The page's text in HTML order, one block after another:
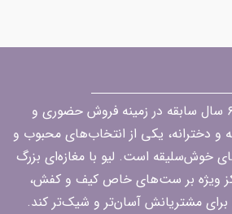
فروشگاه لیو با بیش از ۶ سال سابقه در زمینه فروش حضوری و
و دخترانه، یکی از انتخاب‌های محبوب و
خوش‌سلیقه است. لیو با مغازه‌ای بزرگ
ویژه بر ست‌های خاص کیف و کفش،
برای مشتریانش آسان‌تر و شیک‌تر کند.